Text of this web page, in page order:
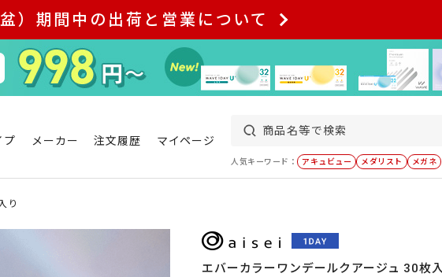
）期間中の出荷と営業について
プ メーカー 注文履歴 マイページ
人気キーワード： アキュビュー メダリスト メガネ
り
エバーカラーワンデールクアージュ 30枚